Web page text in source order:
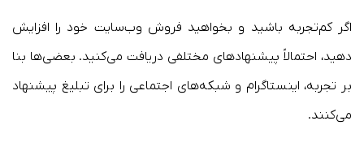
اگر کم‌تجربه باشید و بخواهید فروش وب‌سایت خود را افزایش
دهید، احتمالاً پیشنهادهای مختلفی دریافت می‌کنید. بعضی‌ها بنا
بر تجربه، اینستاگرام و شبکه‌های اجتماعی را برای تبلیغ پیشنهاد
می‌کنند.